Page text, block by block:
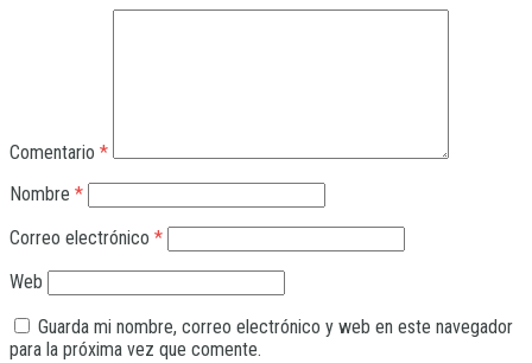
Comentario *
Nombre *
Correo electrónico *
Web
Guarda mi nombre, correo electrónico y web en este navegador
para la próxima vez que comente.